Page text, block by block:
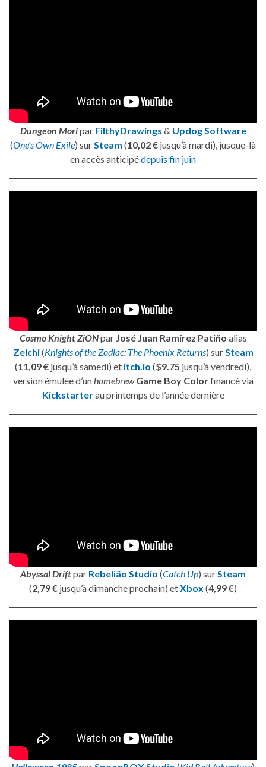
Dungeon Moripar FilthyDrawings & Updog Software
(One’s Own Exile) sur Steam (10,02 € jusqu’à mardi), jusque-là
en accès anticipédepuis fin juin
Cosmo Knight ZiONpar José Juan Ramírez Patiño alias
Zeichi(Knights of the Zodiac: The Phoenix Returns) sur Steam
(11,09 € jusqu’à samedi) et itch.io ($9.75 jusqu’à vendredi),
version émulée d’un homebrew Game Boy Colorfinancé via
Kickstarterau printemps de l’année dernière
Abyssal Driftpar Rebelião Studio (Catch Up) sur Steam
(2,79 € jusqu’à dimanche prochain) etXbox (4,99 €)